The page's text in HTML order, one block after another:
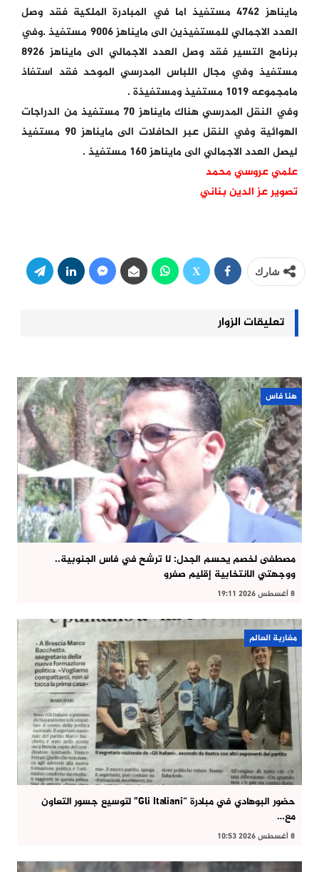
مايناهز 4742 مستفيذ اما في المبادرة الملكية فقد وصل
العدد الاجمالي للمستفيذين الى مايناهز 9006 مستفيذ .وفي
برنامج التسير فقد وصل العدد الاجمالي الى مايناهز 8926
مستفيذ وفي مجال اللباس المدرسي الموحد فقد استفاذ
مامجموعه 1019 مستفيذ ومستفيذة .
وفي النقل المدرسي هناك مايناهز 70 مستفيذ من الدراجات
الهوائية وفي النقل عبر الحافلات الى مايناهز 90 مستفيذ
ليصل العدد الاجمالي الى مايناهز 160 مستفيذ .
علمي عروسي محمد
تصوير عز الدين بناني
شارك
تعليقات الزوار
هنا فاس
مصطفى لخصم يحسم الجدل: لا ترشح في فاس الجنوبية..
ووجهتي الانتخابية إقليم صفرو
8 أغسطس 2026 19:11
مغاربة العالم
حضور البوهادي في مبادرة “Gli Italiani” لتوسيع جسور التعاون
مع…
8 أغسطس 2026 10:53